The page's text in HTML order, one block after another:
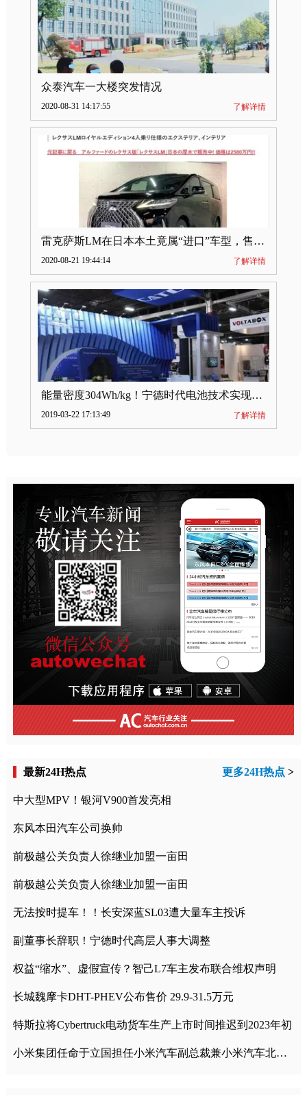
众泰汽车一大楼突发情况
2020-08-31 14:17:55 了解详情
雷克萨斯LM在日本本土竟属“进口”车型，售价2580万日元
2020-08-21 19:44:14 了解详情
能量密度304Wh/kg！宁德时代电池技术实现突破
2019-03-22 17:13:49 了解详情
最新24H热点 更多24H热点 >
中大型MPV！银河V900首发亮相
东风本田汽车公司换帅
前极越公关负责人徐继业加盟一亩田
前极越公关负责人徐继业加盟一亩田
无法按时提车！！长安深蓝SL03遭大量车主投诉
副董事长辞职！宁德时代高层人事大调整
权益“缩水”、虚假宣传？智己L7车主发布联合维权声明
长城魏摩卡DHT-PHEV公布售价 29.9-31.5万元
特斯拉将Cybertruck电动货车生产上市时间推迟到2023年初
小米集团任命于立国担任小米汽车副总裁兼小米汽车北京总部政委